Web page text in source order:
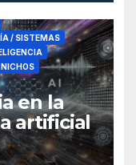
/ SISTEMAS
en la
artificial